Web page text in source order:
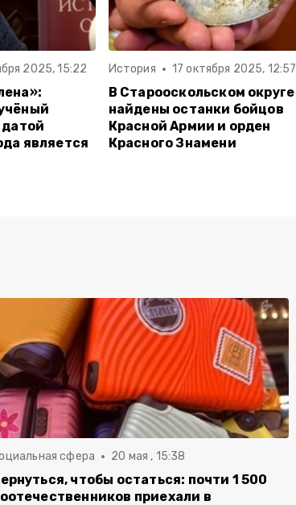
2025, 15:22
датой
является
История 17 октября 2025, 12:57
В Старооскольском округе
найдены останки бойцов
Красной Армии и орден
Красного Знамени
сфера 20 мая , 15:38
чтобы остаться: почти 1 500
приехали в